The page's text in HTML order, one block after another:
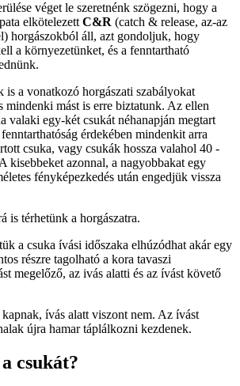
véget le szeretnénk szögezni, hogy a
elkötelezettC&R (catch & release, az-az
horgászokból áll, azt gondoljuk, hogy
a környezetünket, és a fenntartható
is a vonatkozó horgászati szabályokat
mindenki mást is erre biztatunk. Az ellen
valaki egy-két csukát néhanapján megtart
érdekében mindenkit arra
csuka, vagy csukák hossza valahol 40 -
kisebbeket azonnal, a nagyobbakat egy
fényképezkedés után engedjük vissza
is térhetünk a horgászatra.
a csuka ívási időszaka elhúzódhat akár egy
részre tagolható a kora tavaszi
megelőző, az ivás alatti és az ívást követő
ívás alatt viszont nem. Az ívást
újra hamar táplálkozni kezdenek.
csukát?